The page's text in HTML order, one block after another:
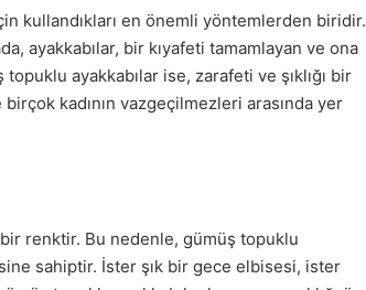
kullandıkları en önemli yöntemlerden biridir.
ayakkabılar, bir kıyafeti tamamlayan ve ona
ayakkabılar ise, zarafeti ve şıklığı bir
kadının vazgeçilmezleri arasında yer
renktir. Bu nedenle, gümüş topuklu
sahiptir. İster şık bir gece elbisesi, ister